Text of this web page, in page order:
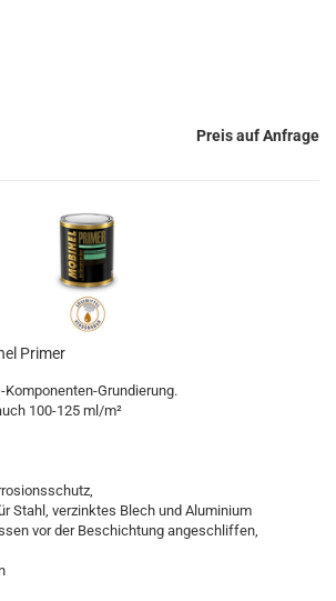
Preis auf Anfrage
Primer
Grundierung.
100-125 ml/m²
Stahl, verzinktes Blech und Aluminium
vor der Beschichtung angeschliffen,